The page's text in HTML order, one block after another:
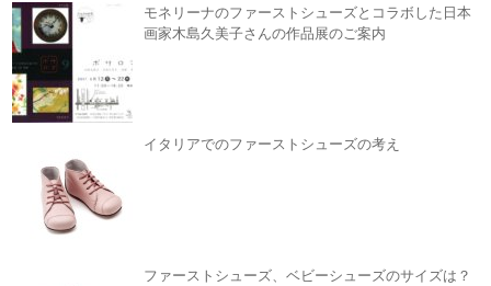
モネリーナのファーストシューズとコラボした日本
画家木島久美子さんの作品展のご案内
イタリアでのファーストシューズの考え
ファーストシューズ、ベビーシューズのサイズは？